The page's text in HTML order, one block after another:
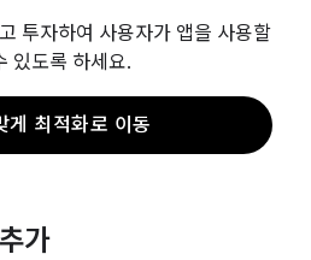
투자하여 사용자가 앱을 사용할
있도록 하세요.
게 최적화로 이동
가